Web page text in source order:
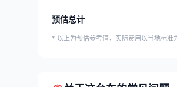
预估总计
* 以上为预估参考值，实际费用以当地标准